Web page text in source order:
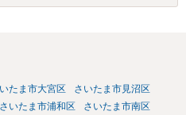
たま市大宮区
さいたま市見沼区
さいたま市浦和区
さいたま市南区